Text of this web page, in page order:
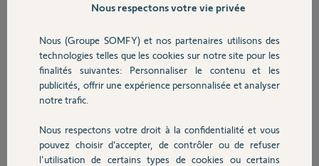
Sécurité
Domotique
Chauffage
Voici le pin de ma Tahoma : 1219-0148-3326
Merci,
Participer au fil de discussion
Nous respectons votre vie privée
Nous (Groupe SOMFY) et nos partenaires utilisons des
technologies telles que les cookies sur notre site pour les
finalités suivantes: Personnaliser le contenu et les
publicités, offrir une expérience personnalisée et analyser
notre trafic.
Nous respectons votre droit à la confidentialité et vous
pouvez choisir d’accepter, de contrôler ou de refuser
l'utilisation de certains types de cookies ou certains